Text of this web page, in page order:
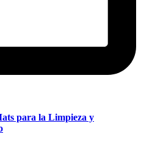
para la Limpieza y